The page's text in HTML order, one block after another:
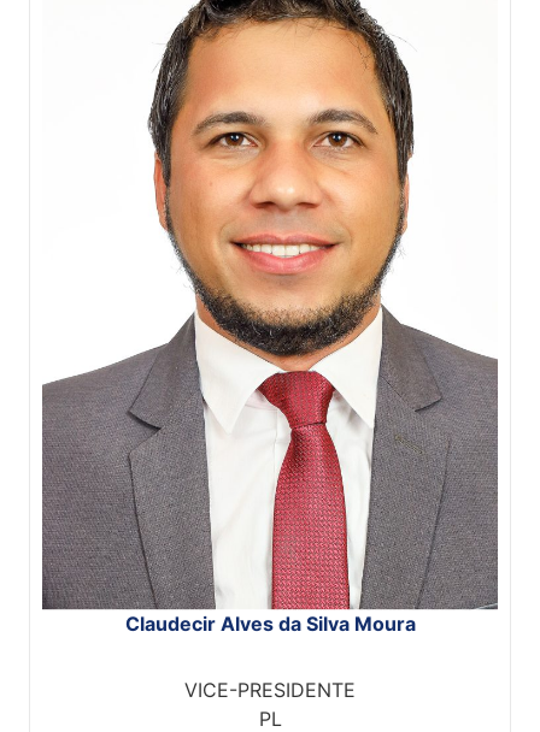
Claudecir Alves da Silva Moura
VICE-PRESIDENTE
PL